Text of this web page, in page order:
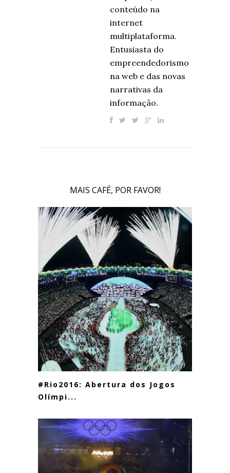
conteúdo na
internet
multiplataforma.
Entusiasta do
empreendedorismo
na web e das novas
narrativas da
informação.
MAIS CAFÉ, POR FAVOR!
#Rio2016: Abertura dos Jogos
Olímpi...